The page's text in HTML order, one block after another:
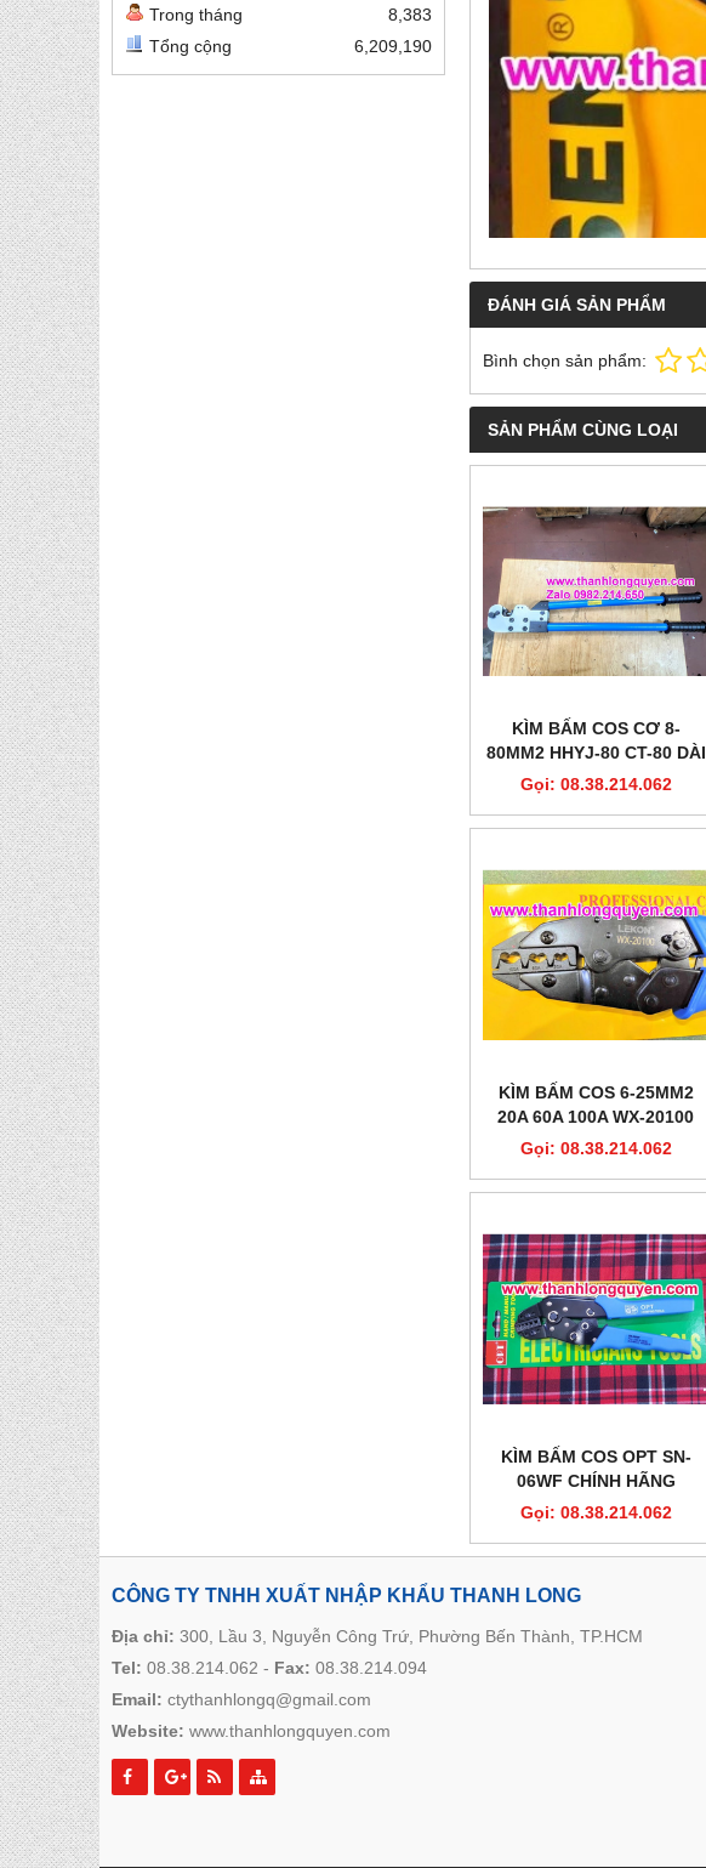
Trong tháng
8,383
Tổng cộng
6,209,190
ĐÁNH GIÁ SẢN PHẨM
Bình chọn sản phẩm:
SẢN PHẨM CÙNG LOẠI
KÌM BẤM COS CƠ 8-
80MM2 HHYJ-80 CT-80 DÀI
670MM
Gọi: 08.38.214.062
KÌM BẤM COS 6-25MM2
20A 60A 100A WX-20100
LEKON
Gọi: 08.38.214.062
KÌM BẤM COS OPT SN-
06WF CHÍNH HÃNG
Gọi: 08.38.214.062
CÔNG TY TNHH XUẤT NHẬP KHẨU THANH LONG
Địa chỉ: 300, Lầu 3, Nguyễn Công Trứ, Phường Bến Thành, TP.HCM
Tel: 08.38.214.062 - Fax: 08.38.214.094
Email: ctythanhlongq@gmail.com
Website: www.thanhlongquyen.com